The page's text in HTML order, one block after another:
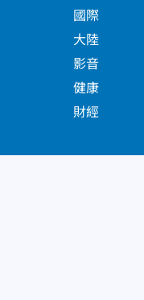
國際
大陸
影音
健康
財經